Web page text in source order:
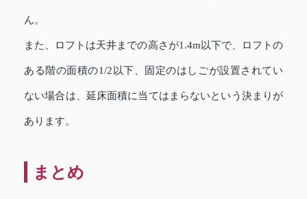
ん。
また、ロフトは天井までの高さが1.4m以下で、ロフトの
ある階の面積の1/2以下、固定のはしごが設置されてい
ない場合は、延床面積に当てはまらないという決まりが
あります。
まとめ